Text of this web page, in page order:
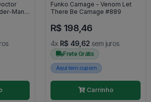
Man
Funko Carnage - Venom Let
There Be Carnage #889
R$ 198,46
4x R$ 49,62 sem juros
Frete Grátis
Aqui tem cupom
Carrinho